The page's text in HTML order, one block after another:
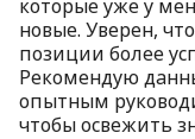
которые уже у
новые. Уверен,
позиции более
Рекомендую
опытным
чтобы освежить